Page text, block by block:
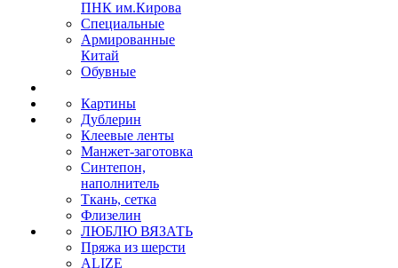
ПНК им.Кирова
Специальные
Армированные
Китай
Обувные
Картины
Дублерин
Клеевые ленты
Манжет-заготовка
Синтепон,
наполнитель
Ткань, сетка
Флизелин
ЛЮБЛЮ ВЯЗАТЬ
Пряжа из шерсти
ALIZE